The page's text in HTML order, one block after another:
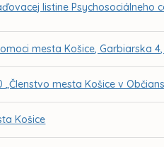
listine Psychosociálneho
mesta Košice, Garbiarska
„Členstvo mesta Košice v
Košice